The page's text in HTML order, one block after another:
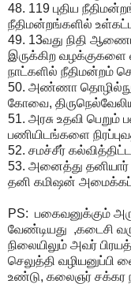
48. 119 புதிய
நீதிமன்றங்களில்
49. 13வது நிதி
இருக்கிற வழக்குகளை
நாட்களில் நீதிமன்றம்
50. அண்ணா
கோவை,
51. அரசு உதவி பெறும்
பணியிடங்களை
52. சமச்சீர்
53. அனைத்து
தனி கமிஷன்
PS: பகைவனுக்கும்
வேண்டியது ,கடைசி
நிலையிலும் அவர்
செலுத்தி
உண்டு, கலைஞர் சக்கர